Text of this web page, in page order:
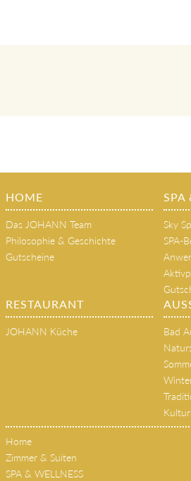
HOME
Das JOHANN Team
Philosophie & Geschichte
Gutscheine
SPA
Sky
SPA-
RESTAURANT
JOHANN Küche
Bad
Home
Zimmer & Suiten
SPA & WELLNESS